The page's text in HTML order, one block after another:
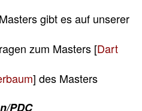
gibt es auf unserer
zum Masters [Dart
] des Masters
PDC